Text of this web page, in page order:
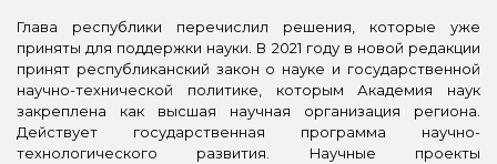
Глава республики перечислил решения, которые уже
приняты для поддержки науки. В 2021 году в новой редакции
принят республиканский закон о науке и государственной
научно-технической политике, которым Академия наук
закреплена как высшая научная организация региона.
Действует государственная программа научно-
технологического развития. Научные проекты